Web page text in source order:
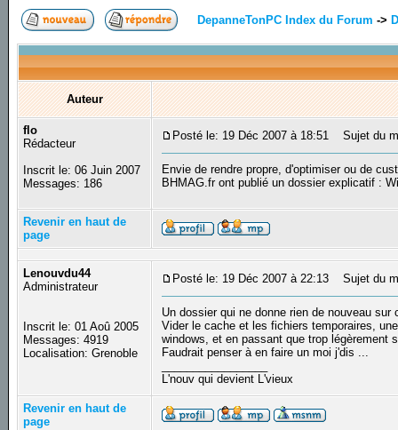
DepanneTonPC Index du Forum ->
Auteur
flo
Rédacteur
Inscrit le: 06 Juin 2007
Messages: 186
Posté le: 19 Déc 2007 à 18:51 Sujet du
Envie de rendre propre, d'optimiser ou de
BHMAG.fr ont publié un dossier explicatif :
Revenir en haut de
page
Lenouvdu44
Administrateur
Inscrit le: 01 Aoû 2005
Messages: 4919
Localisation: Grenoble
Posté le: 19 Déc 2007 à 22:13 Sujet du
Un dossier qui ne donne rien de nouveau
Vider le cache et les fichiers temporaires,
windows, et en passant que trop légèrement
Faudrait penser à en faire un moi j'dis ...
L'nouv qui devient L'vieux
Revenir en haut de
page